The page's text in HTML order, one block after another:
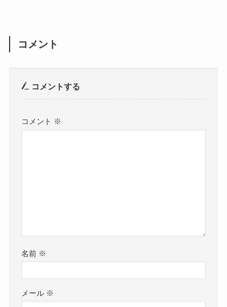
コメント
コメントする
コメント ※
名前 ※
メール ※